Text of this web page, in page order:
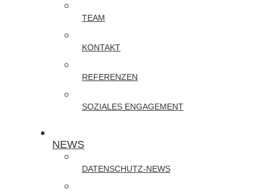
Schulungen
DATENSCHUTZ
CYBER-
SECURITY
TEAM
KONTAKT
REFERENZEN
SOZIALES ENGAGEMENT
NEWS
DATENSCHUTZ-NEWS